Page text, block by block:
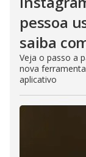
pessoa
saiba
Veja o passo a
nova
aplicativo